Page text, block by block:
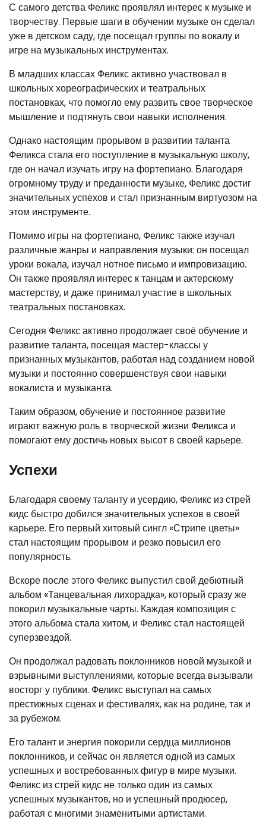
С самого детства Феликс проявлял интерес к музыке и
творчеству. Первые шаги в обучении музыке он сделал
уже в детском саду, где посещал группы по вокалу и
игре на музыкальных инструментах.
В младших классах Феликс активно участвовал в
школьных хореографических и театральных
постановках, что помогло ему развить свое творческое
мышление и подтянуть свои навыки исполнения.
Однако настоящим прорывом в развитии таланта
Феликса стала его поступление в музыкальную школу,
где он начал изучать игру на фортепиано. Благодаря
огромному труду и преданности музыке, Феликс достиг
значительных успехов и стал признанным виртуозом на
этом инструменте.
Помимо игры на фортепиано, Феликс также изучал
различные жанры и направления музыки: он посещал
уроки вокала, изучал нотное письмо и импровизацию.
Он также проявлял интерес к танцам и актерскому
мастерству, и даже принимал участие в школьных
театральных постановках.
Сегодня Феликс активно продолжает своё обучение и
развитие таланта, посещая мастер-классы у
признанных музыкантов, работая над созданием новой
музыки и постоянно совершенствуя свои навыки
вокалиста и музыканта.
Таким образом, обучение и постоянное развитие
играют важную роль в творческой жизни Феликса и
помогают ему достичь новых высот в своей карьере.
Успехи
Благодаря своему таланту и усердию, Феликс из стрей
кидс быстро добился значительных успехов в своей
карьере. Его первый хитовый сингл «Стрипе цветы»
стал настоящим прорывом и резко повысил его
популярность.
Вскоре после этого Феликс выпустил свой дебютный
альбом «Танцевальная лихорадка», который сразу же
покорил музыкальные чарты. Каждая композиция с
этого альбома стала хитом, и Феликс стал настоящей
суперзвездой.
Он продолжал радовать поклонников новой музыкой и
взрывными выступлениями, которые всегда вызывали
восторг у публики. Феликс выступал на самых
престижных сценах и фестивалях, как на родине, так и
за рубежом.
Его талант и энергия покорили сердца миллионов
поклонников, и сейчас он является одной из самых
успешных и востребованных фигур в мире музыки.
Феликс из стрей кидс не только один из самых
успешных музыкантов, но и успешный продюсер,
работая с многими знаменитыми артистами.